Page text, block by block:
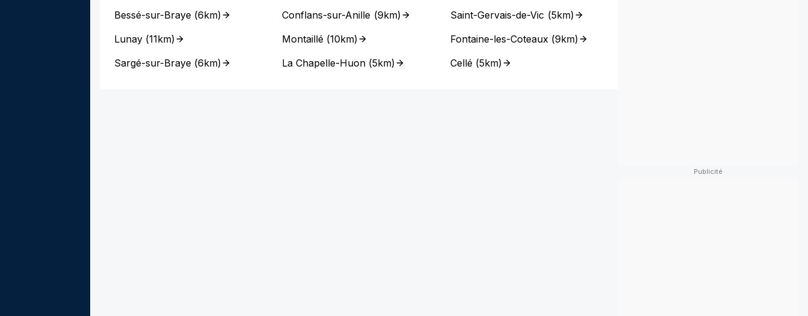
Bessé-sur-Braye (6km)
Lunay (11km)
Sargé-sur-Braye (6km)
Conflans-sur-Anille (9km)
Montaillé (10km)
La Chapelle-Huon (5km)
Saint-Gervais-de-Vic (5km)
Fontaine-les-Coteaux(9km)
Cellé(5km)